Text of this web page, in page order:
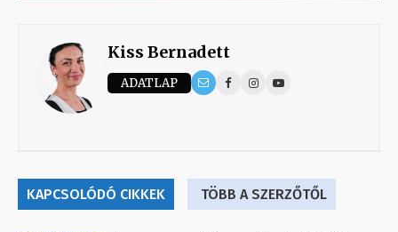
Kiss Bernadett
ADATLAP
KAPCSOLÓDÓ CIKKEK TÖBB A SZERZŐTŐL